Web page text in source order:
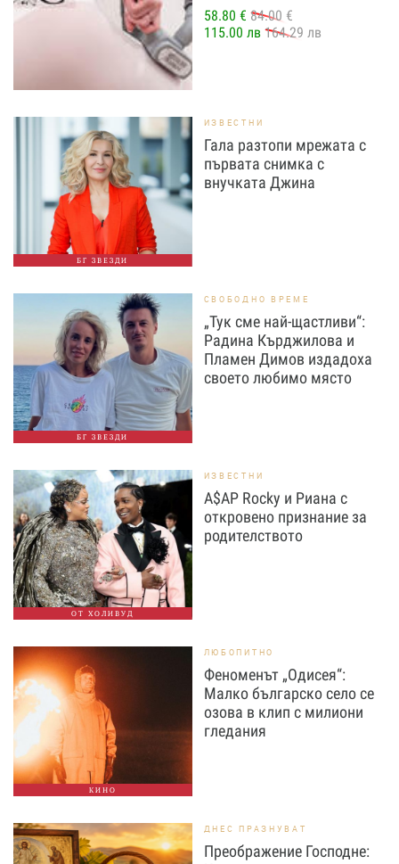
58.80 € 84.00 €
115.00 лв 164.29 лв
БГ ЗВЕЗДИ
ИЗВЕСТНИ
Гала разтопи мрежата с
първата снимка с
внучката Джина
БГ ЗВЕЗДИ
СВОБОДНО ВРЕМЕ
„Тук сме най-щастливи“:
Радина Кърджилова и
Пламен Димов издадоха
своето любимо място
ОТ ХОЛИВУД
ИЗВЕСТНИ
A$AP Rocky и Риана с
откровено признание за
родителството
КИНО
ЛЮБОПИТНО
Феноменът „Одисея“:
Малко българско село се
озова в клип с милиони
гледания
ДНЕС ПРАЗНУВАТ
Преображение Господне: